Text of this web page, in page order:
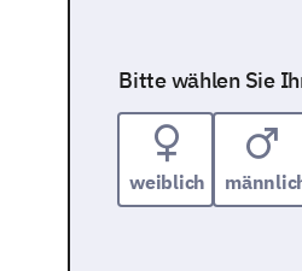
Bitte wählen Sie
weiblich